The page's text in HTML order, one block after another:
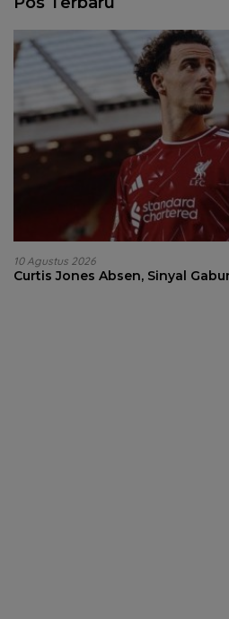
10 Agustus 2026
Curtis Jones Absen, Sinyal